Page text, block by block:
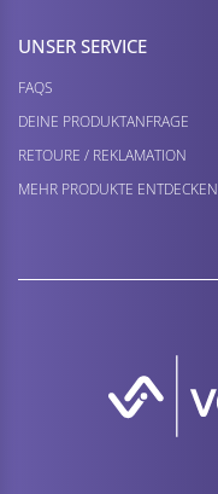
UNSER SERVICE
FAQS
DEINE PRODUKTANFRAGE
RETOURE / REKLAMATION
MEHR PRODUKTE ENTDECKEN